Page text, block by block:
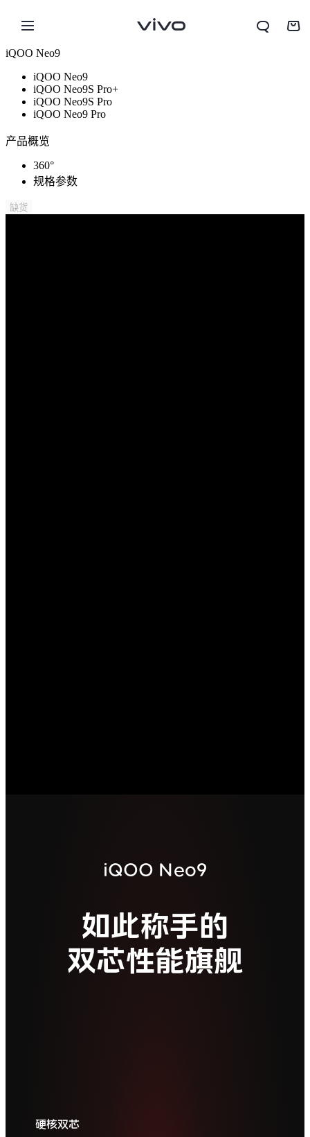
iQOO Neo9
iQOO Neo9
iQOO Neo9S Pro+
iQOO Neo9S Pro
iQOO Neo9 Pro
产品概览
360°
规格参数
缺货
iQOO Neo9
如此称手的
双芯性能旗舰
硬核双芯